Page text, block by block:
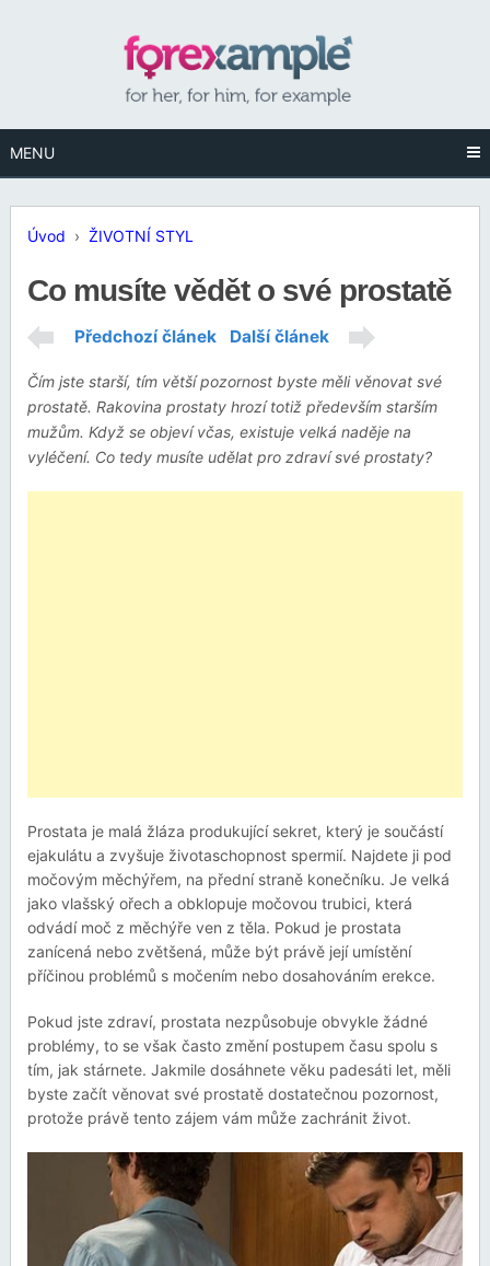
MENU
Úvod › ŽIVOTNÍ STYL
Co musíte vědět o své prostatě
Předchozí článek Další článek
Čím jste starší, tím větší pozornost byste měli věnovat své
prostatě. Rakovina prostaty hrozí totiž především starším
mužům. Když se objeví včas, existuje velká naděje na
vyléčení. Co tedy musíte udělat pro zdraví své prostaty?
Prostata je malá žláza produkující sekret, který je součástí
ejakulátu a zvyšuje životaschopnost spermií. Najdete ji pod
močovým měchýřem, na přední straně konečníku. Je velká
jako vlašský ořech a obklopuje močovou trubici, která
odvádí moč z měchýře ven z těla. Pokud je prostata
zanícená nebo zvětšená, může být právě její umístění
příčinou problémů s močením nebo dosahováním erekce.
Pokud jste zdraví, prostata nezpůsobuje obvykle žádné
problémy, to se však často změní postupem času spolu s
tím, jak stárnete. Jakmile dosáhnete věku padesáti let, měli
byste začít věnovat své prostatě dostatečnou pozornost,
protože právě tento zájem vám může zachránit život.